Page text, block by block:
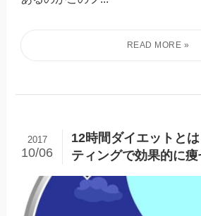
12時間ダイエットと
ティングで効果的に痩
2017
10/06